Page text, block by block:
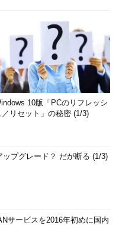
10版「PCのリフレッシ
／リセット」の秘密 (1/3)
ップグレード？ だが断る (1/3)
サービスを2016年初めに国内